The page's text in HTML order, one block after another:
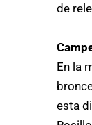
de
En la
esta